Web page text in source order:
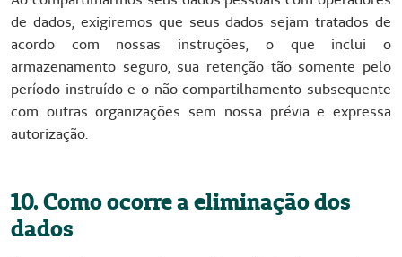
de dados, exigiremos que seus dados sejam tratados de
acordo com nossas instruções, o que inclui o
armazenamento seguro, sua retenção tão somente pelo
período instruído e o não compartilhamento subsequente
com outras organizações sem nossa prévia e expressa
autorização.
10. Como ocorre a eliminação dos
dados